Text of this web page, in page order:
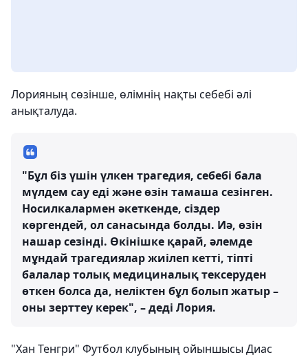
Лорияның сөзінше, өлімнің нақты себебі әлі
анықталуда.
"Бұл біз үшін үлкен трагедия, себебі бала
мүлдем сау еді және өзін тамаша сезінген.
Носилкалармен әкеткенде, сіздер
көргендей, ол санасында болды. Иә, өзін
нашар сезінді. Өкінішке қарай, әлемде
мұндай трагедиялар жиілеп кетті, тіпті
балалар толық медициналық тексеруден
өткен болса да, неліктен бұл болып жатыр –
оны зерттеу керек", – деді Лория.
"Хан Тенгри" Футбол клубының ойыншысы Диас